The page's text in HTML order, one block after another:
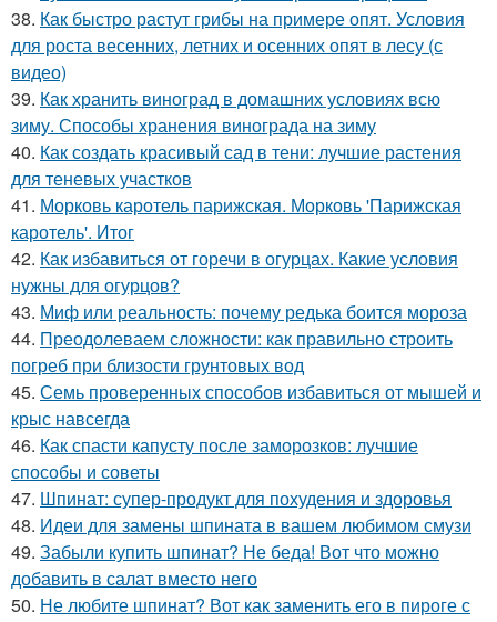
38. Как быстро растут грибы на примере опят. Условия
для роста весенних, летних и осенних опят в лесу (с
видео)
39. Как хранить виноград в домашних условиях всю
зиму. Способы хранения винограда на зиму
40. Как создать красивый сад в тени: лучшие растения
для теневых участков
41. Морковь каротель парижская. Морковь 'Парижская
каротель'. Итог
42. Как избавиться от горечи в огурцах. Какие условия
нужны для огурцов?
43. Миф или реальность: почему редька боится мороза
44. Преодолеваем сложности: как правильно строить
погреб при близости грунтовых вод
45. Семь проверенных способов избавиться от мышей и
крыс навсегда
46. Как спасти капусту после заморозков: лучшие
способы и советы
47. Шпинат: супер-продукт для похудения и здоровья
48. Идеи для замены шпината в вашем любимом смузи
49. Забыли купить шпинат? Не беда! Вот что можно
добавить в салат вместо него
50. Не любите шпинат? Вот как заменить его в пироге с